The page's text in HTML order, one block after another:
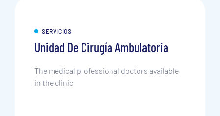
SERVICIOS
Unidad De Cirugía Ambulatoria
The medical professional doctors available
in the clinic